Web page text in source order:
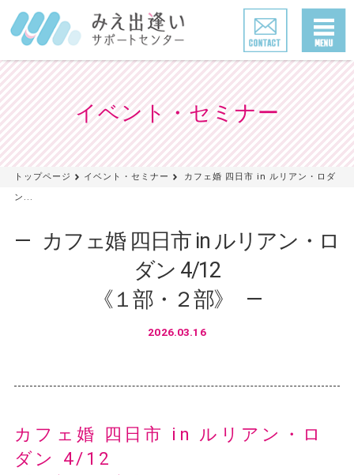
イベント・セミナー
トップページ イベント・セミナー
カフェ婚 四日市 in ルリアン・ロダ
ン...
カフェ婚 四日市 in ルリアン・ロ
ダン 4/12
《１部・２部》
2026.03.16
カフェ婚 四日市 in ルリアン・ロ
ダン 4/12